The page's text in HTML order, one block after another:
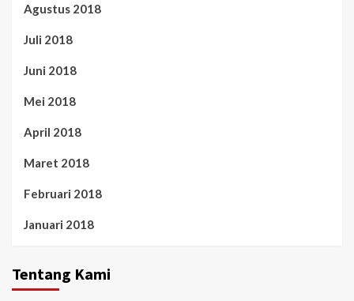
Agustus 2018
Juli 2018
Juni 2018
Mei 2018
April 2018
Maret 2018
Februari 2018
Januari 2018
Tentang Kami